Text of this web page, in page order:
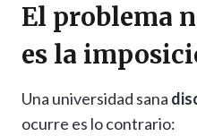
El problema
es la
Una universidad sana
ocurre es lo contrario: